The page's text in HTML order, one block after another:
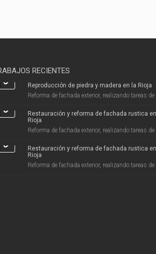
RECIENTES
Reproducción de piedra y madera en la Rioja
Reforma de fachada exterior, realizando tareas de
Restauración y reforma de fachada rustica
Rioja
Reforma de fachada exterior, realizando tareas de
Restauración y reforma de fachada rustica
Rioja
Reforma de fachada exterior, realizando tareas de